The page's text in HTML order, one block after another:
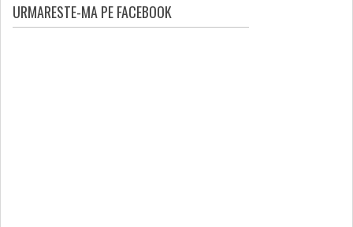
URMARESTE-MA PE FACEBOOK